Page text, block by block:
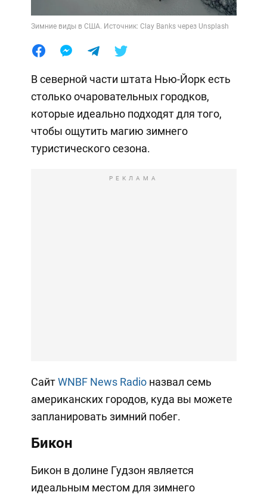
Зимние виды в США. Источник: Clay Banks через Unsplash
В северной части штата Нью-Йорк есть
столько очаровательных городков,
которые идеально подходят для того,
чтобы ощутить магию зимнего
туристического сезона.
РЕКЛАМА
СайтWNBF News Radioназвал семь
американских городов, куда вы можете
запланировать зимний побег.
Бикон
Бикон в долине Гудзон является
идеальным местом для зимнего